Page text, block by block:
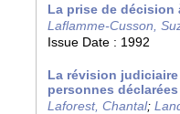
La prise de décision
Laflamme-Cusson,
Issue Date : 1992
La révision
personnes
Laforest, Chantal;